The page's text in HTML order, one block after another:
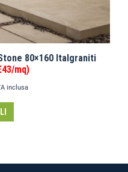
80×160 Italgraniti
mq)
inclusa